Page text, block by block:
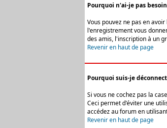
Pourquoi n'ai-je pas
Vous pouvez ne pas en
l'enregistrement vous
des amis, l'inscription à un
Revenir en haut de page
Pourquoi suis-je
Si vous ne cochez pas la case
Ceci permet d'éviter une
accédez au forum en
Revenir en haut de page